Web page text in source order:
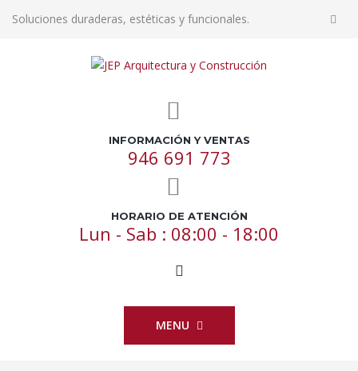
Soluciones duraderas, estéticas y funcionales.
INFORMACIÓN Y VENTAS
946 691 773
HORARIO DE ATENCIÓN
Lun - Sab : 08:00 - 18:00
MENU